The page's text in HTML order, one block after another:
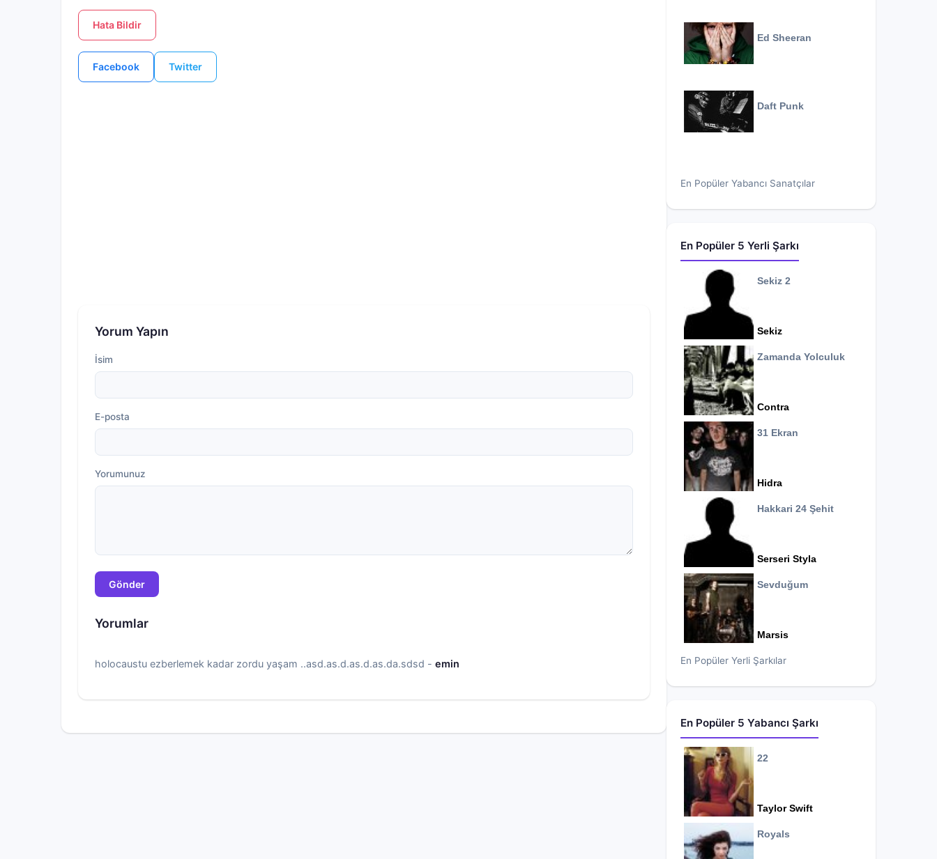
Hata Bildir
Facebook Twitter
Yorum Yapın
İsim
E-posta
Yorumunuz
Gönder
Yorumlar
holocaustu ezberlemek kadar zordu yaşam ..asd.as.d.as.d.as.da.sdsd - emin
Ed Sheeran
Daft Punk
En Popüler Yabancı Sanatçılar
En Popüler 5 Yerli Şarkı
Sekiz 2
Sekiz
Zamanda Yolculuk
Contra
31 Ekran
Hidra
Hakkari 24 Şehit
Serseri Styla
Sevduğum
Marsis
En Popüler Yerli Şarkılar
En Popüler 5 Yabancı Şarkı
22
Taylor Swift
Royals